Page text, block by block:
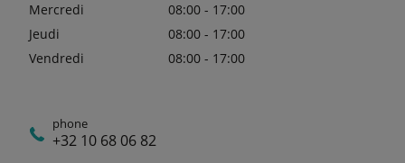
Mercredi
08:00 - 17:00
Jeudi
08:00 - 17:00
Vendredi
08:00 - 17:00
phone
+32 10 68 06 82